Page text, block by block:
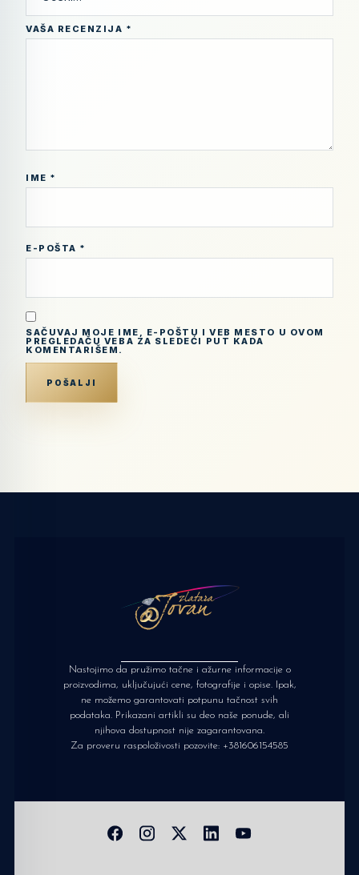
VAŠA RECENZIJA *
IME *
E-POŠTA *
SAČUVAJ MOJE IME, E-POŠTU I VEB MESTO U OVOM
PREGLEDAČU VEBA ZA SLEDEĆI PUT KADA
KOMENTARIŠEM.
Nastojimo da pružimo tačne i ažurne informacije o
proizvodima, uključujući cene, fotografije i opise. Ipak,
ne možemo garantovati potpunu tačnost svih
podataka. Prikazani artikli su deo naše ponude, ali
njihova dostupnost nije zagarantovana.
Za proveru raspoloživosti pozovite: +381606154585